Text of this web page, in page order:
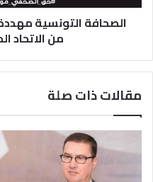
الصحافة التونسية
من الاتحاد
مقالات ذات صلة